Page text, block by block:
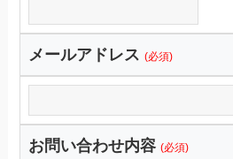
メールアドレス (必須)
お問い合わせ内容 (必須)